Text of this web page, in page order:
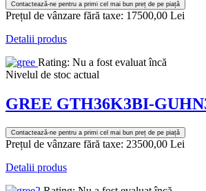
Contactează-ne pentru a primi cel mai bun preț de pe piață
Prețul de vânzare fără taxe: 17500,00 Lei
Detalii produs
Rating: Nu a fost evaluat încă
Nivelul de stoc actual
GREE GTH36K3BI-
Contactează-ne pentru a primi cel mai bun preț de pe piață
Prețul de vânzare fără taxe: 23500,00 Lei
Detalii produs